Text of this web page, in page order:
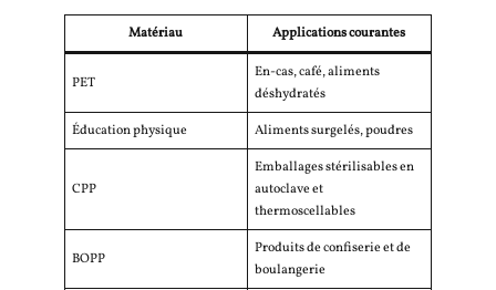
Matériau Applications courantes
PET
En-cas, café, aliments
déshydratés
Éducation physique Aliments surgelés, poudres
CPP
Emballages stérilisables en
autoclave et
thermoscellables
BOPP
Produits de confiserie et de
boulangerie